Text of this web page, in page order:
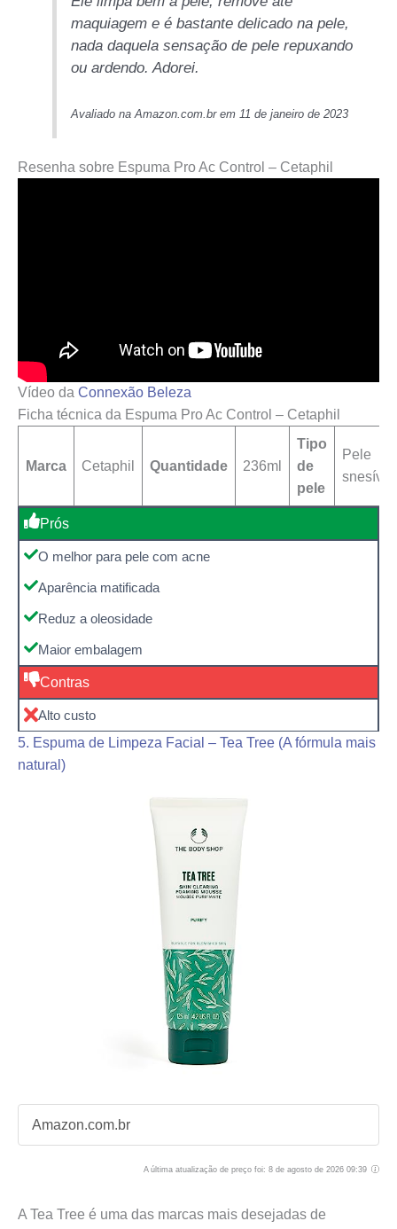
maquiagem e é bastante delicado na pele,
nada daquela sensação de pele repuxando
ou ardendo. Adorei.
Avaliado na Amazon.com.br em 11 de janeiro de 2023
Resenha sobre Espuma Pro Ac Control – Cetaphil
Vídeo da Connexão Beleza
Ficha técnica da Espuma Pro Ac Control – Cetaphil
Marca Cetaphil Quantidade 236ml
Tipo
de
pele
Pele
snesível
Prós
O melhor para pele com acne
Aparência matificada
Reduz a oleosidade
Maior embalagem
Contras
Alto custo
5. Espuma de Limpeza Facial – Tea Tree (A fórmula mais
natural)
Amazon.com.br
A última atualização de preço foi: 8 de agosto de 2026 09:39
A Tea Tree é uma das marcas mais desejadas de